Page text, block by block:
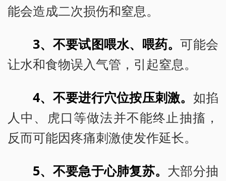
能会造成二次损伤和窒息。
3、不要试图喂水、喂药。可能会
让水和食物误入气管，引起窒息。
4、不要进行穴位按压刺激。 如掐
人中、虎口等做法并不能终止抽搐，
反而可能因疼痛刺激使发作延长。
5、不要急于心肺复苏。 大部分抽